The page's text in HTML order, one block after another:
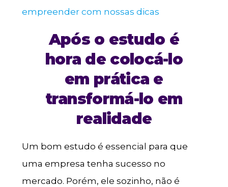
empreender com nossas dicas
Após o estudo é
hora de colocá-lo
em prática e
transformá-lo em
realidade
Um bom estudo é essencial para que
uma empresa tenha sucesso no
mercado. Porém, ele sozinho, não é